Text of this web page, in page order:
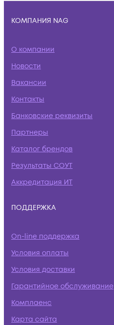
КОМПАНИЯ NAG
О компании
Новости
Вакансии
Контакты
Банковские реквизиты
Партнеры
Каталог брендов
Результаты СОУТ
Аккредитация ИТ
ПОДДЕРЖКА
On-line поддержка
Условия оплаты
Условия доставки
Гарантийное обслуживание
Комплаенс
Карта сайта